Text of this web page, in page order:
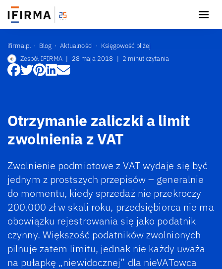
ifirma.pl Blog Aktualności
Księgowość bliżej
Zespół IFIRMA | 28 maja 2018 | 2 minut czytania
Otrzymanie zaliczki a limit
zwolnienia z VAT
Zwolnienie podmiotowe z VAT wydaje się być
jednym z prostszych przepisów – generalnie
do momentu, kiedy sprzedaż nie przekroczy
200.000 zł w skali roku, przedsiębiorca nie ma
obowiązku rejestrowania się jako podatnik
czynny. Większość podatników zwolnionych
pilnuje zatem limitu, jednak nie każdy uważa
na pułapkę „niewidocznej” dla nieVATowca